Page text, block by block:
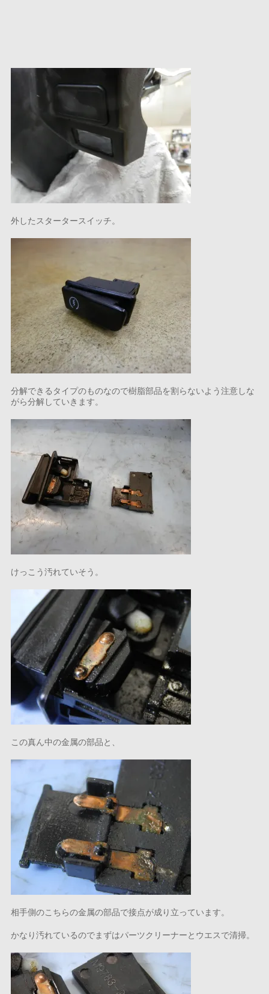
外したスタータースイッチ。
分解できるタイプのものなので樹脂部品を割らないよう注意しな
がら分解していきます。
けっこう汚れていそう。
この真ん中の金属の部品と、
相手側のこちらの金属の部品で接点が成り立っています。
かなり汚れているのでまずはパーツクリーナーとウエスで清掃。